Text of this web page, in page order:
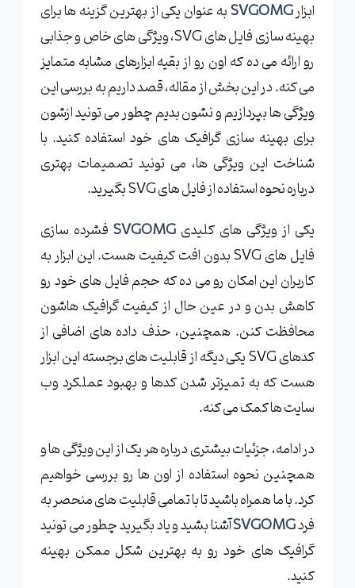
ابزارSVGOMG به عنوان یکی از بهترین گزینه ها برای
بهینه سازی فایل های SVG، ویژگی های خاص و جذابی
رو ارائه می ده که اون رو از بقیه ابزارهای مشابه متمایز
می کنه. در این بخش از مقاله، قصد داریم به بررسی این
ویژگی ها بپردازیم و نشون بدیم چطور می تونید ازشون
برای بهینه سازی گرافیک های خود استفاده کنید. با
شناخت این ویژگی ها، می تونید تصمیمات بهتری
درباره نحوه استفاده از فایل های SVG بگیرید.
یکی از ویژگی های کلیدی SVGOMG فشرده سازی
فایل های SVG بدون افت کیفیت هست. این ابزار به
کاربران این امکان رو می ده که حجم فایل های خود رو
کاهش بدن و در عین حال از کیفیت گرافیک هاشون
محافظت کنن. همچنین، حذف داده های اضافی از
کدهای SVG یکی دیگه از قابلیت های برجسته این ابزار
هست که به تمیزتر شدن کدها و بهبود عملکرد وب
سایت ها کمک می کنه.
در ادامه، جزئیات بیشتری درباره هر یک از این ویژگی ها و
همچنین نحوه استفاده از اون ها رو بررسی خواهیم
کرد. با ما همراه باشید تا با تمامی قابلیت های منحصر به
فردSVGOMGآشنا بشید و یاد بگیرید چطور می تونید
گرافیک های خود رو به بهترین شکل ممکن بهینه
کنید.